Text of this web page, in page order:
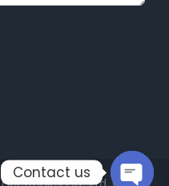
Contact us